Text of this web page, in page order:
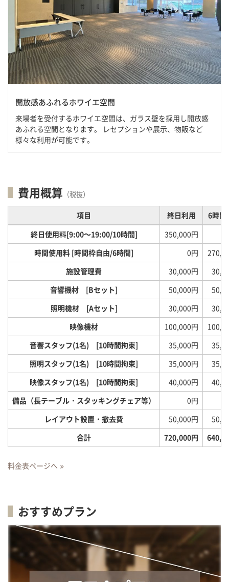
開放感あふれるホワイエ空間
来場者を受付するホワイエ空間は、ガラス壁を採用し開放感
あふれる空間となります。 レセプションや展示、物販など
様々な利用が可能です。
費用概算 （税抜）
項目 終日利用
6時間
終日使用料[9:00～19:00/10時間]
350,000円
時間使用料 [時間枠自由/6時間]
0円
施設管理費
30,000円
音響機材 [Bセット]
50,000円
照明機材 [Aセット]
30,000円
映像機材
100,000円
音響スタッフ(1名) [10時間拘束]
35,000円
照明スタッフ(1名) [10時間拘束]
35,000円
映像スタッフ(1名) [10時間拘束]
40,000円
備品（長テーブル・スタッキングチェア等）
0円
レイアウト設置・撤去費
50,000円
合計
720,000円
料金表ページへ
おすすめプラン